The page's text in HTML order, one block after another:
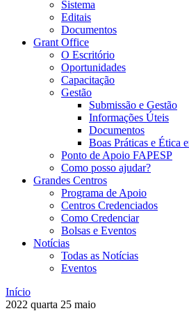
Sistema
Editais
Documentos
Grant Office
O Escritório
Oportunidades
Capacitação
Gestão
Submissão e Gestão
Informações Úteis
Documentos
Boas Práticas e Ética
Ponto de Apoio FAPESP
Como posso ajudar?
Grandes Centros
Programa de Apoio
Centros Credenciados
Como Credenciar
Bolsas e Eventos
Notícias
Todas as Notícias
Eventos
Início
2022 quarta 25 maio